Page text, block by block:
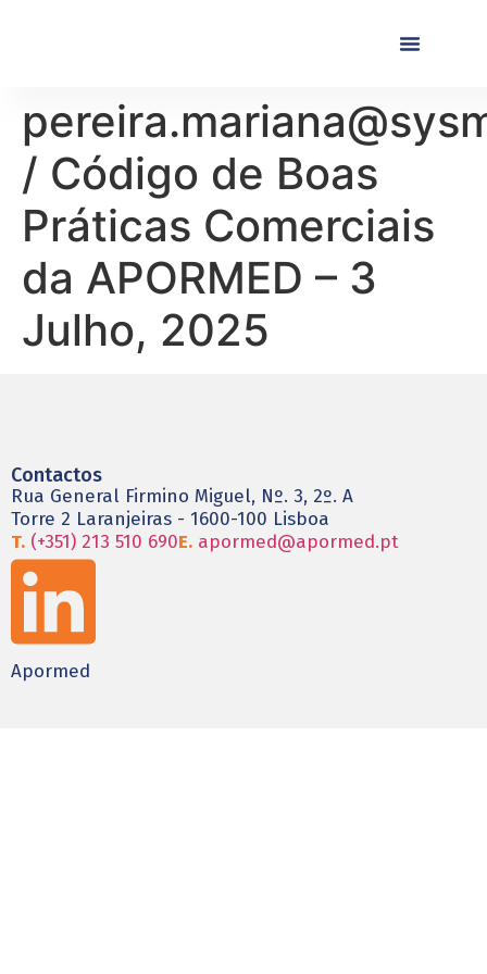
/ Código de Boas
Práticas Comerciais
da APORMED – 3
Julho, 2025
Contactos
Rua General Firmino Miguel, Nº. 3, 2º. A
Torre 2 Laranjeiras - 1600-100 Lisboa
T. (+351) 213 510 690E. apormed@apormed.pt
Apormed